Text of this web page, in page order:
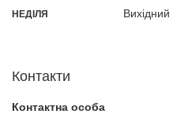
НЕДІЛЯ Вихідний
Контакти